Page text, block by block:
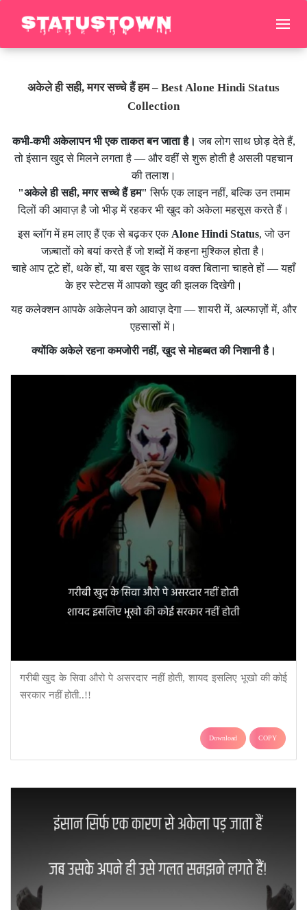
अकेले ही सही, मगर सच्चे हैं हम – Best Alone Hindi Status
Collection
कभी-कभी अकेलापन भी एक ताकत बन जाता है। जब लोग साथ छोड़ देते हैं,
तो इंसान खुद से मिलने लगता है — और वहीं से शुरू होती है असली पहचान
की तलाश।
"अकेले ही सही, मगर सच्चे हैं हम" सिर्फ एक लाइन नहीं, बल्कि उन तमाम
दिलों की आवाज़ है जो भीड़ में रहकर भी खुद को अकेला महसूस करते हैं।
इस ब्लॉग में हम लाए हैं एक से बढ़कर एक Alone Hindi Status, जो उन
जज़्बातों को बयां करते हैं जो शब्दों में कहना मुश्किल होता है।
चाहे आप टूटे हों, थके हों, या बस खुद के साथ वक्त बिताना चाहते हों — यहाँ
के हर स्टेटस में आपको खुद की झलक दिखेगी।
यह कलेक्शन आपके अकेलेपन को आवाज़ देगा — शायरी में, अल्फाज़ों में, और
एहसासों में।
क्योंकि अकेले रहना कमजोरी नहीं, खुद से मोहब्बत की निशानी है।
गरीबी खुद के सिवा औरो पे ‪असरदार नहीं होती, शायद इसलिए ‪‎भूखो की कोई
सरकार नहीं होती..!!
Download COPY